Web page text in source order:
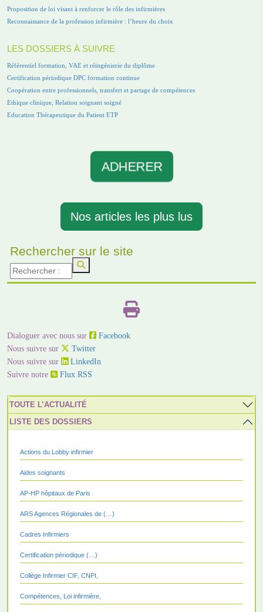
Proposition de loi visant à renforcer le rôle des infirmières
Reconnaissance de la profession infirmière : l’heure du choix
LES DOSSIERS À SUIVRE
Référentiel formation, VAE et réingénierie du diplôme
Certification périodique DPC formation continue
Coopération entre professionnels, transfert et partage de compétences
Ethique clinique, Relation soignant soigné
Education Thérapeutique du Patient ETP
ADHERER
Nos articles les plus lus
Rechercher sur le site
Dialoguer avec nous sur
Facebook
Nous suivre sur
Twitter
Nous suivre sur
LinkedIn
Suivre notre
Flux RSS
TOUTE L’ACTUALITÉ
LISTE DES DOSSIERS
Actions du Lobby infirmier
Aides soignants
AP-HP hôpitaux de Paris
ARS Agences Régionales de (…)
Cadres Infirmiers
Certification périodique (…)
Collège Infirmier CIF, CNPI,
Compétences, Loi infirmière,